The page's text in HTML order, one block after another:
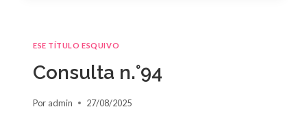
ESE TÍTULO ESQUIVO
Consulta n.°94
Por admin 27/08/2025